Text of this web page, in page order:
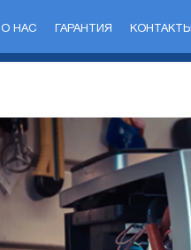
О НАС ГАРАНТИЯ КОНТАКТЫ